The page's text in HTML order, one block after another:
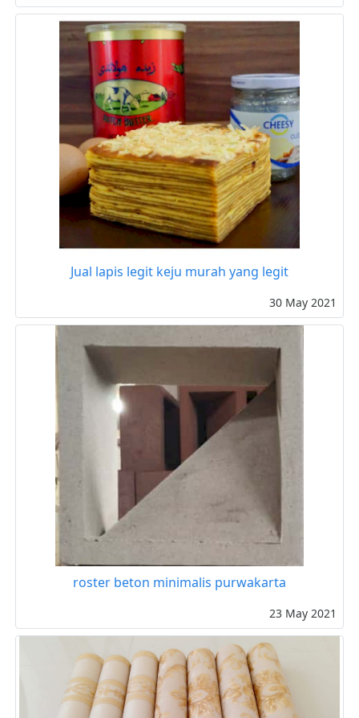
Jual lapis legit keju murah yang legit
30 May 2021
roster beton minimalis purwakarta
23 May 2021